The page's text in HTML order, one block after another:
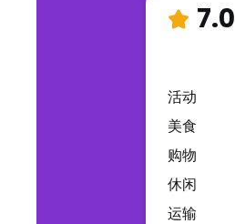
7.0
活动
美食
购物
休闲
运输